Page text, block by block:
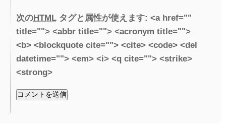
次のHTML タグと属性が使えます: <a href=""
title=""> <abbr title=""> <acronym title="">
<b> <blockquote cite=""> <cite> <code> <del
datetime=""> <em> <i> <q cite=""> <strike>
<strong>